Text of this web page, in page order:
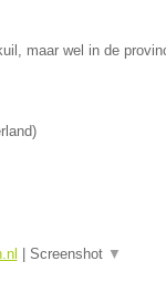
maar wel in de
)
Screenshot ▼